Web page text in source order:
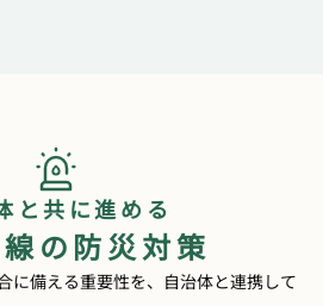
と共に進める
の防災対策
に備える重要性を、自治体と連携して